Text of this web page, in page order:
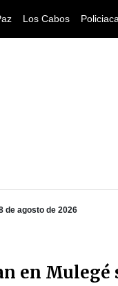
Los Cabos Policiaca
de agosto de 2026
en Mulegé